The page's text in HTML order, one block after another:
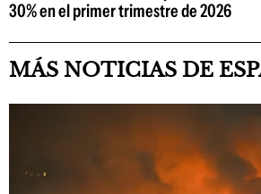
30% en el primer trimestre de 2026
MÁS NOTICIAS DE